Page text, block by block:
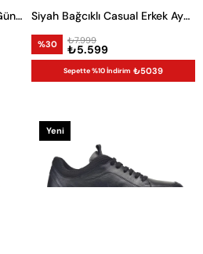
Siyah Açma Bağcıklı Erkek Günlük Ayakkabı Siyah Bağcıklı Casual Erkek Ayakkabı
%30 ₺5.599
₺7.999
Sepette %10 İndirim ₺5039
Yeni